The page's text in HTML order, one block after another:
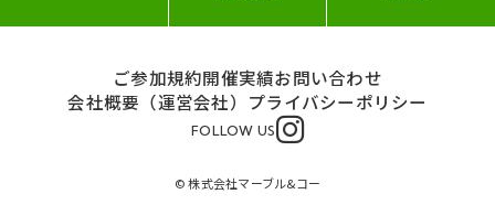
ご参加規約開催実績お問い合わせ
会社概要（運営会社） プライバシーポリシー
FOLLOW US
© 株式会社マーブル&コー